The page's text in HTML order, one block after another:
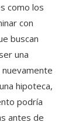
como los
con
buscan
una
hipoteca,
podría
antes de